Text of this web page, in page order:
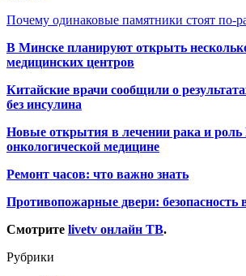
Почему одинаковые памятники стоят по-
В Минске планируют открыть
медицинских центров
Китайские врачи сообщили о
без инсулина
Новые открытия в лечении рака и роль
онкологической медицине
Ремонт часов: что важно знать
Противопожарные двери: безопасность
Смотрите livetv онлайн ТВ.
Рубрики